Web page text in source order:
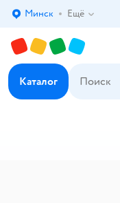
Выбор адреса доставки.
Минск Ещё
Каталог